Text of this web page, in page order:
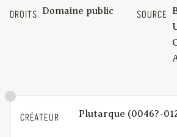
DROITS Domaine public SOURCE
CRÉATEUR Plutarque (0046?-